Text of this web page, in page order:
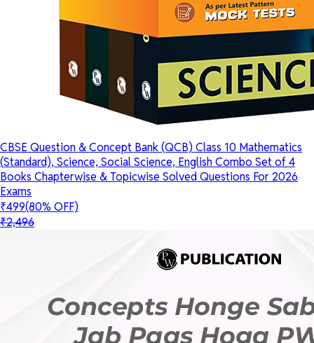
CBSE Question & Concept Bank (QCB) Class 10 Mathematics
(Standard), Science, Social Science, English Combo Set of 4
Books Chapterwise & Topicwise Solved Questions For 2026
Exams
₹499(80% OFF)
₹2,496